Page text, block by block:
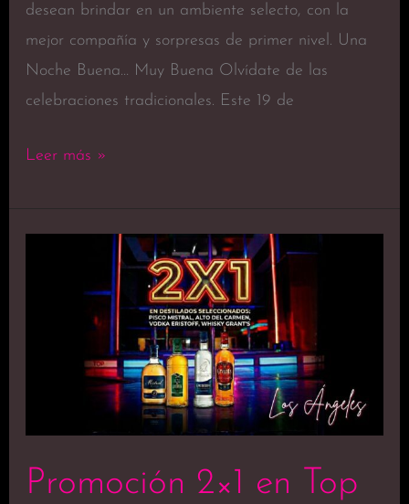
desean brindar en un ambiente selecto, con la
mejor compañía y sorpresas de primer nivel. Una
Noche Buena… Muy Buena Olvídate de las
celebraciones tradicionales. Este 19 de
Leer más »
Promoción 2×1 en Top
Platinium